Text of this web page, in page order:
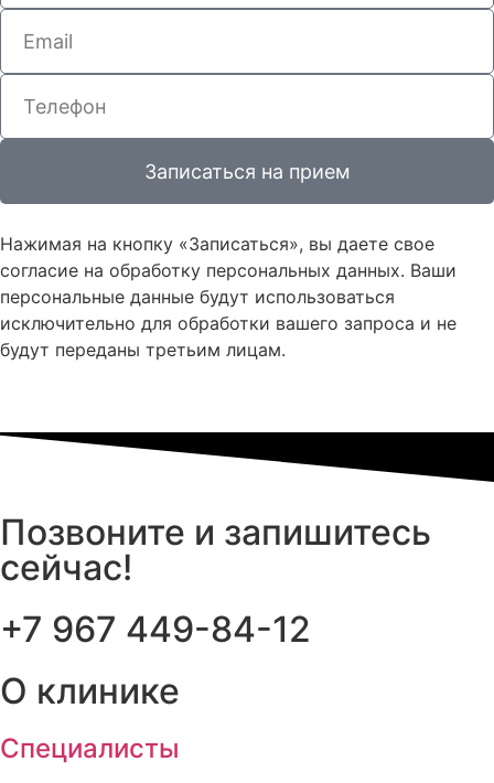
Записаться на прием
Нажимая на кнопку «Записаться», вы даете свое
согласие на обработку персональных данных. Ваши
персональные данные будут использоваться
исключительно для обработки вашего запроса и не
будут переданы третьим лицам.
Позвоните и запишитесь
сейчас!
+7 967 449-84-12
О клинике
Cпециалисты